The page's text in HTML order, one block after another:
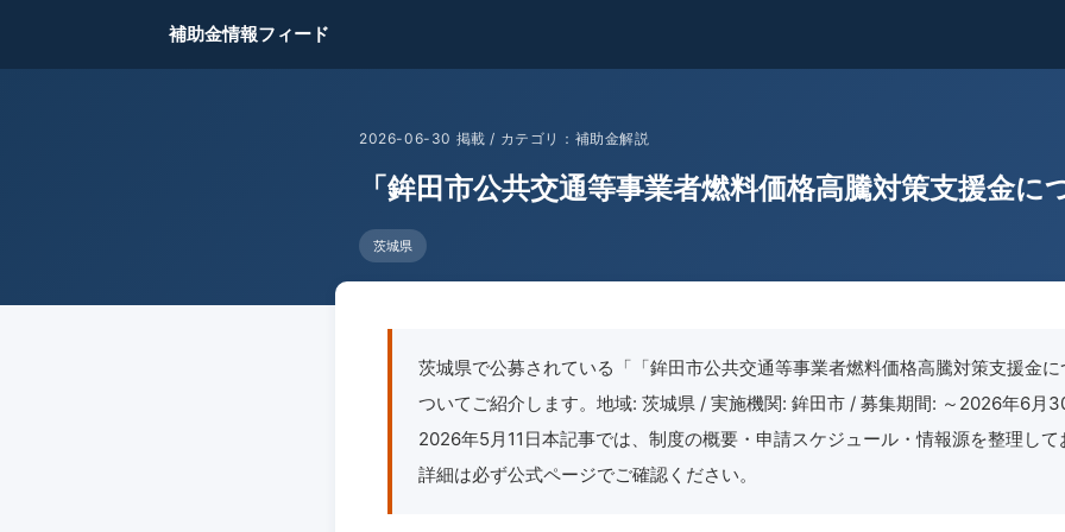
補助金情報フィード
2026-06-30 掲載 / カテゴリ：補助金解説
「鉾田市公共交通等事業者燃料価格高騰対策支援金に
茨城県
茨城県で公募されている「「鉾田市公共交通等事業者燃料価格高騰対策支援金
ついてご紹介します。地域: 茨城県 / 実施機関: 鉾田市 / 募集期間: ～2026年6月
2026年5月11日本記事では、制度の概要・申請スケジュール・情報源を整理し
詳細は必ず公式ページでご確認ください。